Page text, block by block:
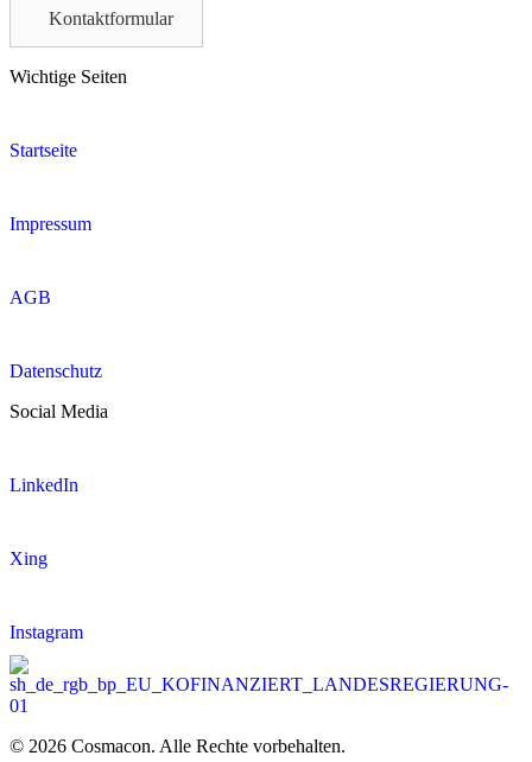
empty.Kontaktformular
Wichtige Seiten
Startseite
Impressum
AGB
Datenschutz
Social Media
LinkedIn
Xing
Instagram
© 2026 Cosmacon. Alle Rechte vorbehalten.